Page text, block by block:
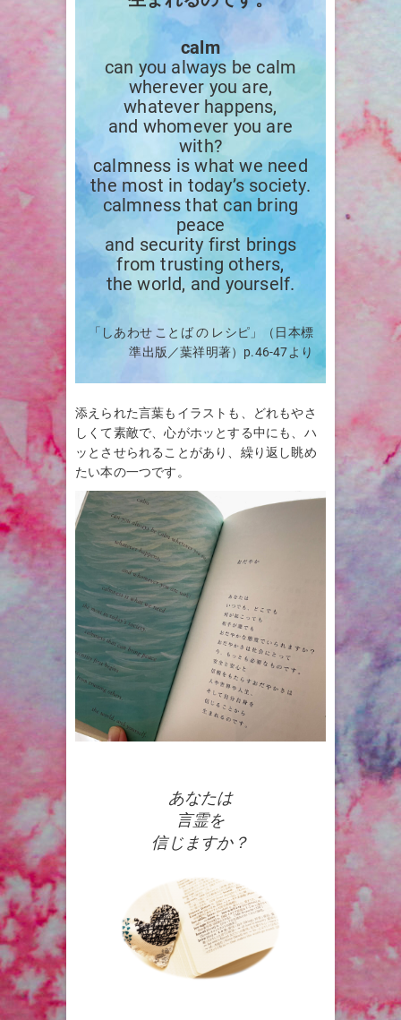
calm
can you always be calm
wherever you are,
whatever happens,
and whomever you are
with?
calmness is what we need
the most in today’s society.
calmness that can bring
peace
and security first brings
from trusting others,
the world, and yourself.
「しあわせ ことば の レシピ」（日本標
準出版／葉祥明著）p.46-47より
添えられた言葉もイラストも、どれもやさ
しくて素敵で、心がホッとする中にも、ハ
ッとさせられることがあり、繰り返し眺め
たい本の一つです。
あなたは
言霊を
信じますか？